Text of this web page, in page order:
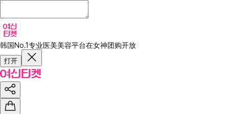
韩国No.1专业医美美容平台在女神团购开放
打开